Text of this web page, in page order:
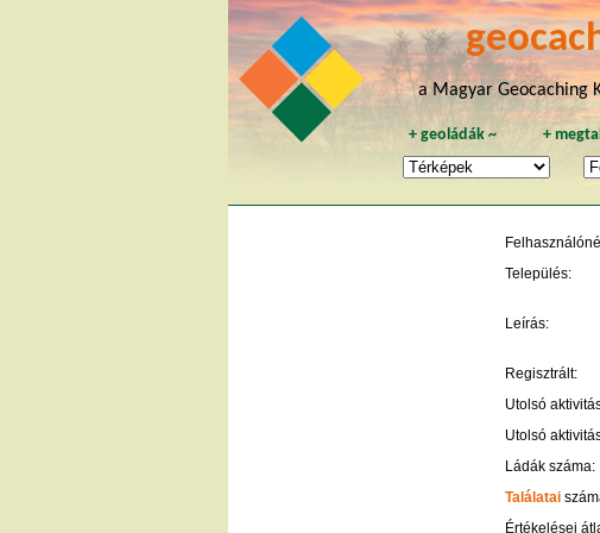
a Magyar Geocaching
+geoládák ~ +
Település:
Leírás:
Regisztrált:
Utolsó
Utolsó
Ládák száma:
Találatai
Értékelései